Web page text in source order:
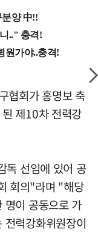
협회가 홍명보 축
제10차 전력강
독 선임에 있어 공
회의"라며 "해당
명이 공동으로 가
전력강화위원장이